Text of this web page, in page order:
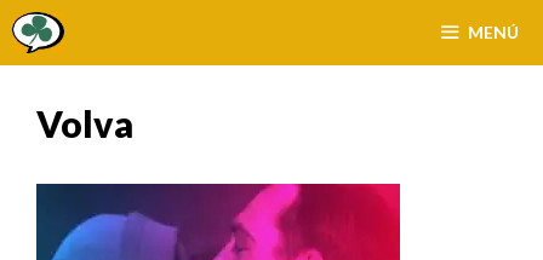
Saltar
MENÚ
Volva